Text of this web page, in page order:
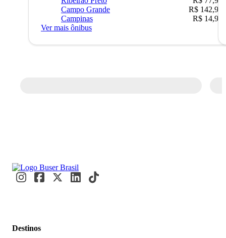
Campo Grande
R$ 142,90
Campinas
R$ 14,90
Ver mais ônibus
Destinos